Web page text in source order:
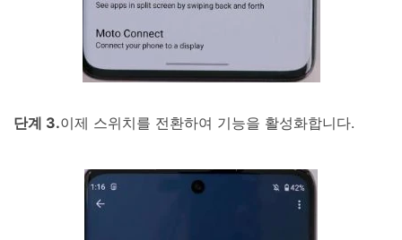
단계 3.이제 스위치를 전환하여 기능을 활성화합니다.